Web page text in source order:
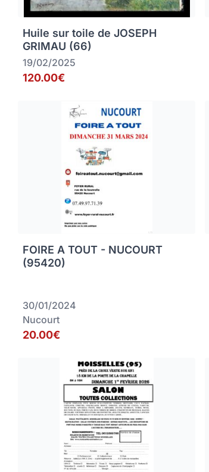
Huile sur toile de JOSEPH
GRIMAU (66)
19/02/2025
120.00€
FOIRE A TOUT - NUCOURT
(95420)
30/01/2024
Nucourt
20.00€